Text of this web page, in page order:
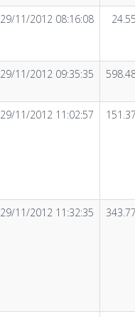
29/11/2012 08:16:08
29/11/2012 09:35:35
29/11/2012 11:02:57
29/11/2012 11:32:35